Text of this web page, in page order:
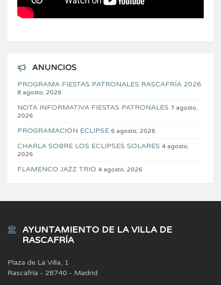
ANUNCIOS
PROGRAMA FIESTAS PATRONALES RASCAFRÍA 2026
8 agosto, 2026
NOTA INFORMATIVA FIESTAS PATRONALES 7 agosto,
2026
PROGRAMACIÓN ECLIPSE 6 agosto, 2026
CHARLA SOBRE LOS ECLIPSES SOLARES 4 agosto,
2026
FLAMENCO JAZZ TRIO 4 agosto, 2026
AYUNTAMIENTO DE LA VILLA DE
RASCAFRÍA
Plaza de La Villa, 1
Rascafría - 28740 - Madrid